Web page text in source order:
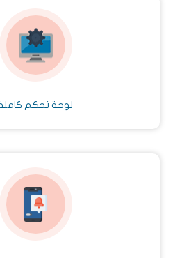
لوحة تحكم كاملة